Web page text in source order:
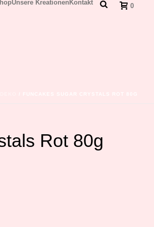
Unsere Kreationen Kontakt 0
Rot 80g